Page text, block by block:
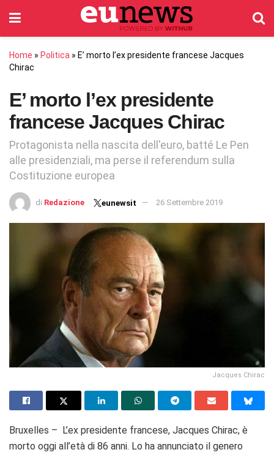
Home » Politica » E’ morto l’ex presidente francese Jacques
Chirac
E’ morto l’ex presidente
francese Jacques Chirac
Protagonista nella nascita dell'euro, batté Le Pen
alle presidenziali, ma perse il referendum sulla
Costituzione europea
di Redazione eunewsit 26 Settembre 2019
Jacques Chirac
Bruxelles – L’ex presidente francese, Jacques Chirac, è
morto oggi all’età di 86 anni. Lo ha annunciato il genero